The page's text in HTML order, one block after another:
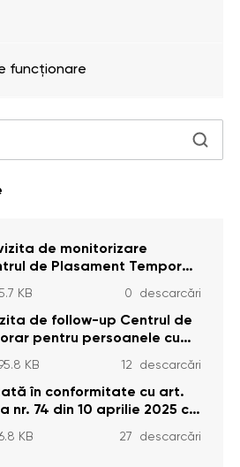
funcționare
de monitorizare
de Plasament Temporar
Dizabilități (Adulte) din s.
din data de 25 mai 2026
KB 0 descarcări
de follow-up Centrul de
pentru persoanele cu
Bădiceni, Soroca (11 iunie
KB 12 descarcări
în conformitate cu art.
nr. 74 din 10 aprilie 2025 cu
şi art. 26 din
Avocatul Poporului
KB 27 descarcări